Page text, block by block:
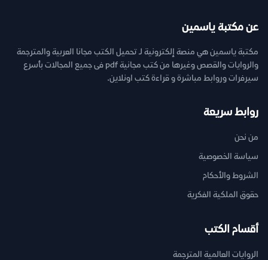
عن مكتبة ياسمين
مكتبة ياسمين هي منصة إلكترونية لـ تحميل الكتب مجانا العربية والمترجمة
والروايات والقصص وغيرها من كتب مجانية pdf فى جميع المجالات بأسرع
سيرفرات وروابط مباشرة و قراءة كتب اونلاين.
روابط سريعة
من نحن
سياسة الخصوصية
الشروط والأحكام
حقوق الملكية الفكرية
أقسام الكتب
الروايات العالمية المترجمة